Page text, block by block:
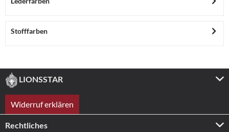
Stofffarben
LIONSSTAR
Widerruf erklären
Rechtliches